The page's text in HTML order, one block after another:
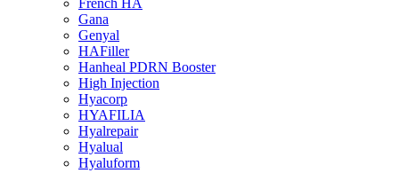
French HA
Gana
Genyal
HAFiller
Hanheal PDRN Booster
High Injection
Hyacorp
HYAFILIA
Hyalrepair
Hyalual
Hyaluform